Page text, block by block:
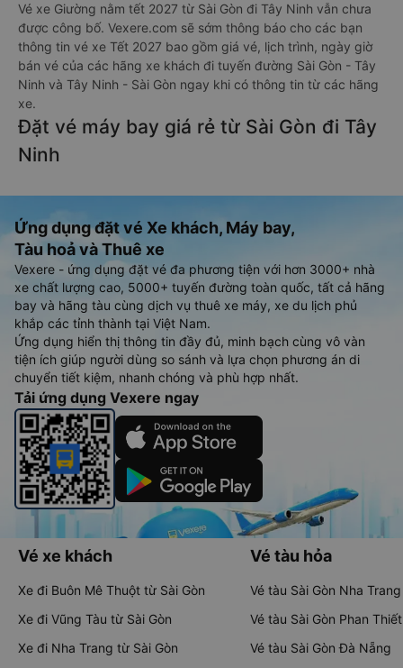
Vé xe Giường nằm tết 2027 từ Sài Gòn đi Tây Ninh vẫn chưa
được công bố. Vexere.com sẽ sớm thông báo cho các bạn
thông tin vé xe Tết 2027 bao gồm giá vé, lịch trình, ngày giờ
bán vé của các hãng xe khách đi tuyến đường Sài Gòn - Tây
Ninh và Tây Ninh - Sài Gòn ngay khi có thông tin từ các hãng
xe.
Đặt vé máy bay giá rẻ từ Sài Gòn đi Tây
Ninh
Ứng dụng đặt vé Xe khách, Máy bay,
Tàu hoả và Thuê xe
Vexere - ứng dụng đặt vé đa phương tiện với hơn 3000+ nhà
xe chất lượng cao, 5000+ tuyến đường toàn quốc, tất cả hãng
bay và hãng tàu cùng dịch vụ thuê xe máy, xe du lịch phủ
khắp các tỉnh thành tại Việt Nam.
Ứng dụng hiển thị thông tin đầy đủ, minh bạch cùng vô vàn
tiện ích giúp người dùng so sánh và lựa chọn phương án di
chuyển tiết kiệm, nhanh chóng và phù hợp nhất.
Tải ứng dụng Vexere ngay
Vé xe khách
Xe đi Buôn Mê Thuột từ Sài Gòn
Xe đi Vũng Tàu từ Sài Gòn
Xe đi Nha Trang từ Sài Gòn
Vé tàu hỏa
Vé tàu Sài Gòn Nha Trang
Vé tàu Sài Gòn Phan Thiết
Vé tàu Sài Gòn Đà Nẵng